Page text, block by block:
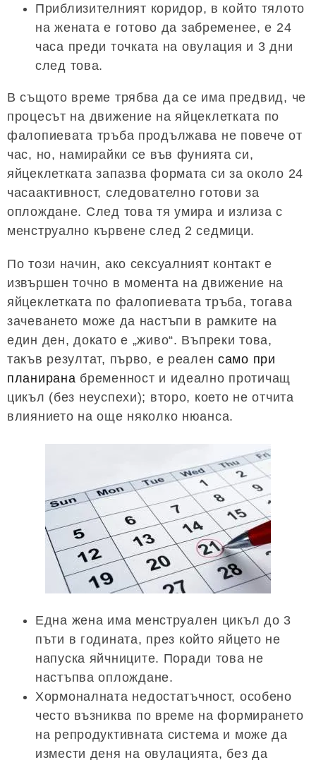
Приблизителният коридор, в който тялото
на жената е готово да забременее, е 24
часа преди точката на овулация и 3 дни
след това.
В същото време трябва да се има предвид, че
процесът на движение на яйцеклетката по
фалопиевата тръба продължава не повече от
час, но, намирайки се във фунията си,
яйцеклетката запазва формата си за около 24
часаактивност, следователно готови за
оплождане. След това тя умира и излиза с
менструално кървене след 2 седмици.
По този начин, ако сексуалният контакт е
извършен точно в момента на движение на
яйцеклетката по фалопиевата тръба, тогава
зачеването може да настъпи в рамките на
един ден, докато е „живо“. Въпреки това,
такъв резултат, първо, е реаленсамо при
планирана бременност и идеално протичащ
цикъл (без неуспехи); второ, което не отчита
влиянието на още няколко нюанса.
Една жена има менструален цикъл до 3
пъти в годината, през който яйцето не
напуска яйчниците. Поради това не
настъпва оплождане.
Хормоналната недостатъчност, особено
често възниква по време на формирането
на репродуктивната система и може да
измести деня на овулацията, без да